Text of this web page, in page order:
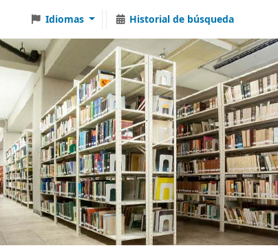
Idiomas Historial de búsqueda